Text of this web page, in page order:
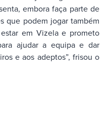
embora faça parte de
que podem jogar também
em Vizela e prometo
ajudar a equipa e dar
e aos adeptos”, frisou o